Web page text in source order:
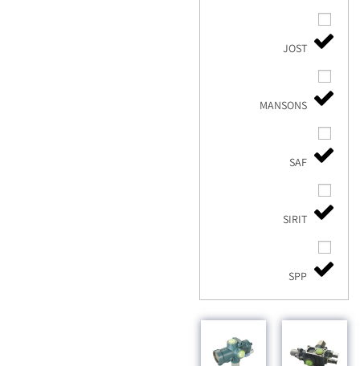
JOST
MANSONS
SAF
SIRIT
SPP